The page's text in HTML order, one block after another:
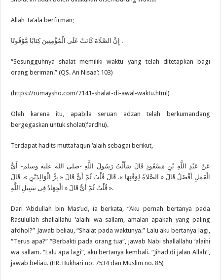
Allah Ta’ala berfirman;
إِنَّ الصَّلَاةَ كَانَتْ عَلَى الْمُؤْمِنِينَ كِتَابًا مَّوْقُوتًا .
“Sesungguhnya shalat memiliki waktu yang telah ditetapkan bagi
orang beriman.” (QS. An Nisaa’: 103)
(https://rumaysho.com/7141-shalat-di-awal-waktu.html)
Oleh karena itu, apabila seruan adzan telah berkumandang
bergegaskan untuk sholat(fardhu).
Terdapat hadits muttafaqun ‘alaih sebagai berikut,
عَنْ عَبْدِ اللَّهِ بْنِ مَسْعُودٍ قَالَ سَأَلْتُ رَسُولَ اللَّهِ -صلى الله عليه وسلم- أَىُّ
الْعَمَلِ أَفْضَلُ قَالَ « الصَّلاَةُ لِوَقْتِهَا ». قَالَ قُلْتُ ثُمَّ أَىٌّ قَالَ « بِرُّ الْوَالِدَيْنِ ». قَالَ
قُلْتُ ثُمَّ أَىٌّ قَالَ « الْجِهَادُ فِى سَبِيلِ اللَّهِ ».
Dari ‘Abdullah bin Mas’ud, ia berkata, “Aku pernah bertanya pada
Rasulullah shallallahu ‘alaihi wa sallam, amalan apakah yang paling
afdhol?” Jawab beliau, “Shalat pada waktunya.” Lalu aku bertanya lagi,
“Terus apa?” “Berbakti pada orang tua“, jawab Nabi shallallahu ‘alaihi
wa sallam. “Lalu apa lagi”, aku bertanya kembali. “Jihad di jalan Allah“,
jawab beliau. (HR. Bukhari no. 7534 dan Muslim no. 85)